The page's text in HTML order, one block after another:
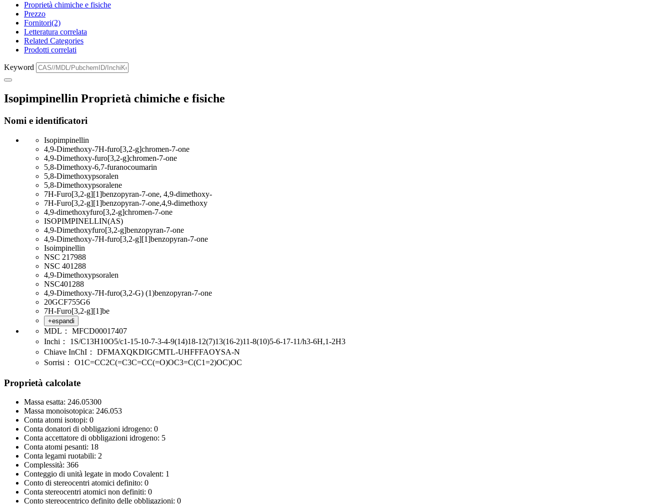
Proprietà chimiche e fisiche
Prezzo
Fornitori(2)
Letteratura correlata
Related Categories
Prodotti correlati
Keyword
Isopimpinellin Proprietà chimiche e fisiche
Nomi e identificatori
Isopimpinellin
4,9-Dimethoxy-7H-furo[3,2-g]chromen-7-one
4,9-Dimethoxy-furo[3,2-g]chromen-7-one
5,8-Dimethoxy-6,7-furanocoumarin
5,8-Dimethoxypsoralen
5,8-Dimethoxypsoralene
7H-Furo[3,2-g][1]benzopyran-7-one, 4,9-dimethoxy-
7H-Furo[3,2-g][1]benzopyran-7-one,4,9-dimethoxy
4,9-dimethoxyfuro[3,2-g]chromen-7-one
ISOPIMPINELLIN(AS)
4,9-Dimethoxyfuro[3,2-g]benzopyran-7-one
4,9-Dimethoxy-7H-furo[3,2-g][1]benzopyran-7-one
Isoimpinellin
NSC 217988
NSC 401288
4,9-Dimethoxypsoralen
NSC401288
4,9-Dimethoxy-7H-furo(3,2-G) (1)benzopyran-7-one
20GCF755G6
7H-Furo[3,2-g][1]be
+espandi
MDL：
MFCD00017407
Inchi：
1S/C13H10O5/c1-15-10-7-3-4-9(14)18-12(7)13(16-2)11-8(10)5-6-17-11/h3-6H,1-2H3
Chiave InChI：
DFMAXQKDIGCMTL-UHFFFAOYSA-N
Sorrisi：
O1C=CC2C(=C3C=CC(=O)OC3=C(C1=2)OC)OC
Proprietà calcolate
Massa esatta: 246.05300
Massa monoisotopica: 246.053
Conta atomi isotopi: 0
Conta donatori di obbligazioni idrogeno: 0
Conta accettatore di obbligazioni idrogeno: 5
Conta atomi pesanti: 18
Conta legami ruotabili: 2
Complessità: 366
Conteggio di unità legate in modo Covalent: 1
Conto di stereocentri atomici definito: 0
Conta stereocentri atomici non definiti: 0
Conto stereocentrico definito delle obbligazioni: 0